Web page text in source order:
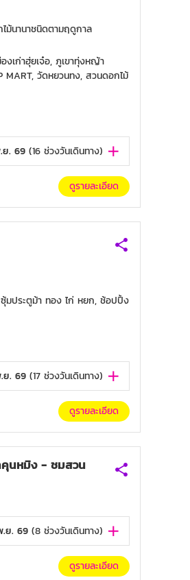
ม้นานาชนิดตามฤดูกาล
เก่าฮุ่ยเจ๋อ, ภูเขาทุ่งหญ้า
MART, วัดหยวนทง, สวนดอกไม้
. 69 (16ช่วงวันเดินทาง)
ดูรายละเอียด
มประตูม้า ทอง ไก่ หยก, ช้อปปิ้ง
ย. 69 (17ช่วงวันเดินทาง)
ดูรายละเอียด
คุนหมิง - ชมสวน
ย. 69 (8ช่วงวันเดินทาง)
ดูรายละเอียด